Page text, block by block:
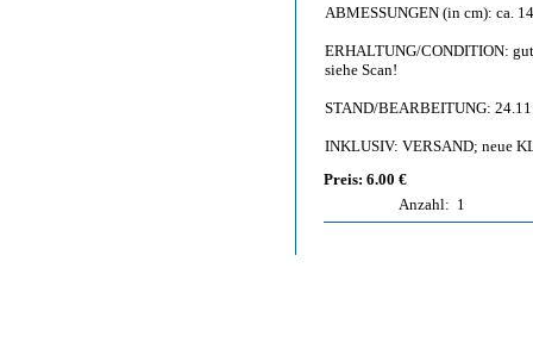
ABMESSUNGEN (in cm): ca.
ERHALTUNG/CONDITION:
siehe Scan!
STAND/BEARBEITUNG:
INKLUSIV: VERSAND; neue
Preis: 6.00 €
Anzahl: 1